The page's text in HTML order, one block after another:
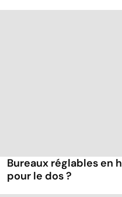
Bureaux réglables en
pour le dos ?